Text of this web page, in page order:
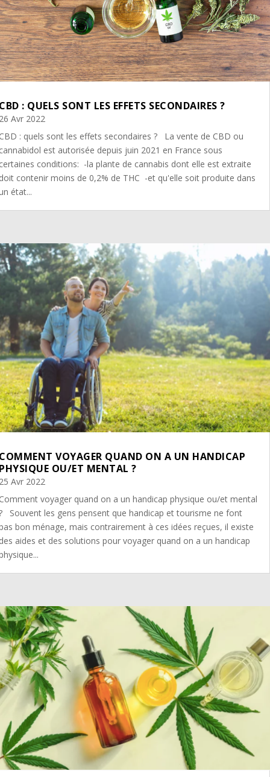
: QUELS SONT LES EFFETS SECONDAIRES ?
Avr 2022
: quels sont les effets secondaires ? La vente de CBD ou
est autorisée depuis juin 2021 en France sous
conditions: -la plante de cannabis dont elle est extraite
contenir moins de 0,2% de THC -et qu'elle soit produite dans
état...
VOYAGER QUAND ON A UN HANDICAP
OU/ET MENTAL ?
Avr 2022
voyager quand on a un handicap physique ou/et mental
Souvent les gens pensent que handicap et tourisme ne font
bon ménage, mais contrairement à ces idées reçues, il existe
aides et des solutions pour voyager quand on a un handicap